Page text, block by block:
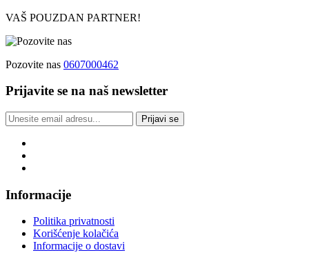
VAŠ POUZDAN PARTNER!
Pozovite nas 0607000462
Prijavite se na naš newsletter
Prijavi se
Informacije
Politika privatnosti
Korišćenje kolačića
Informacije o dostavi